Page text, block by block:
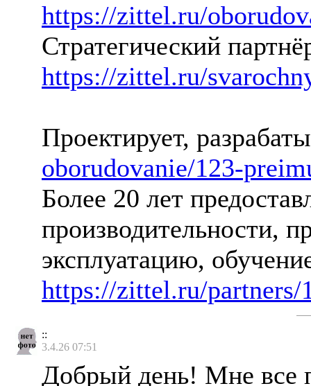
https://zittel.ru/
Стратегический
https://zittel.ru/
Проектирует,
oborudovanie/123-
Более 20 лет
производительности,
эксплуатацию,
https://zittel.ru/partners/
::
3.4.26 07:51
Добрый день! Мне все